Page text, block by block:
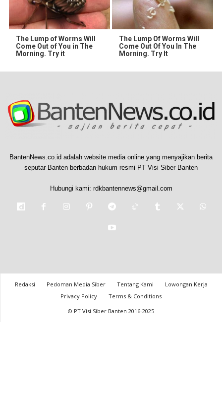
The Lump of Worms Will
Come Out of You in The
Morning. Try it
The Lump Of Worms Will
Come Out Of You In The
Morning. Try It
BantenNews.co.id adalah website media online yang menyajikan berita
seputar Banten berbadan hukum resmi PT Visi Siber Banten
Hubungi kami: rdkbantennews@gmail.com
Redaksi Pedoman Media Siber Tentang Kami
Lowongan Kerja
Privacy Policy
Terms & Conditions
© PT Visi Siber Banten 2016-2025